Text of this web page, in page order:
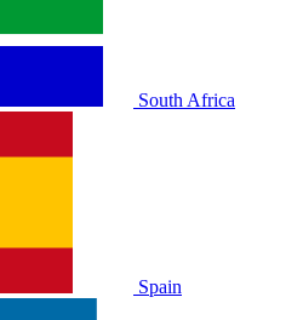
South Africa
Spain